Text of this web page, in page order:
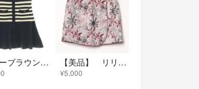
リリーブラウン ×マリークヮント ボーダー ニットスカート フレア F ネイビー 【美品】 リリーブラウン フラワー刺繍 ラップスカート
¥5,000